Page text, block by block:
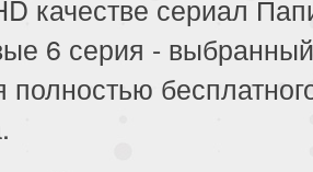
качестве сериал
6 серия -
полностью